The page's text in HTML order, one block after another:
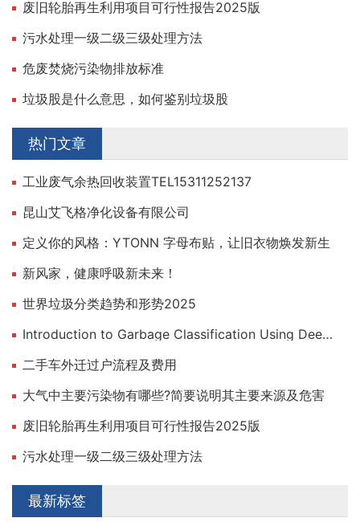
废旧轮胎再生利用项目可行性报告2025版
污水处理一级二级三级处理方法
危废焚烧污染物排放标准
垃圾股是什么意思，如何鉴别垃圾股
热门文章
工业废气余热回收装置TEL15311252137
昆山艾飞格净化设备有限公司
定义你的风格：YTONN 字母布贴，让旧衣物焕发新生
新风家，健康呼吸新未来！
世界垃圾分类趋势和形势2025
Introduction to Garbage Classification Using Deep Learning
二手车外迁过户流程及费用
大气中主要污染物有哪些?简要说明其主要来源及危害
废旧轮胎再生利用项目可行性报告2025版
污水处理一级二级三级处理方法
最新标签